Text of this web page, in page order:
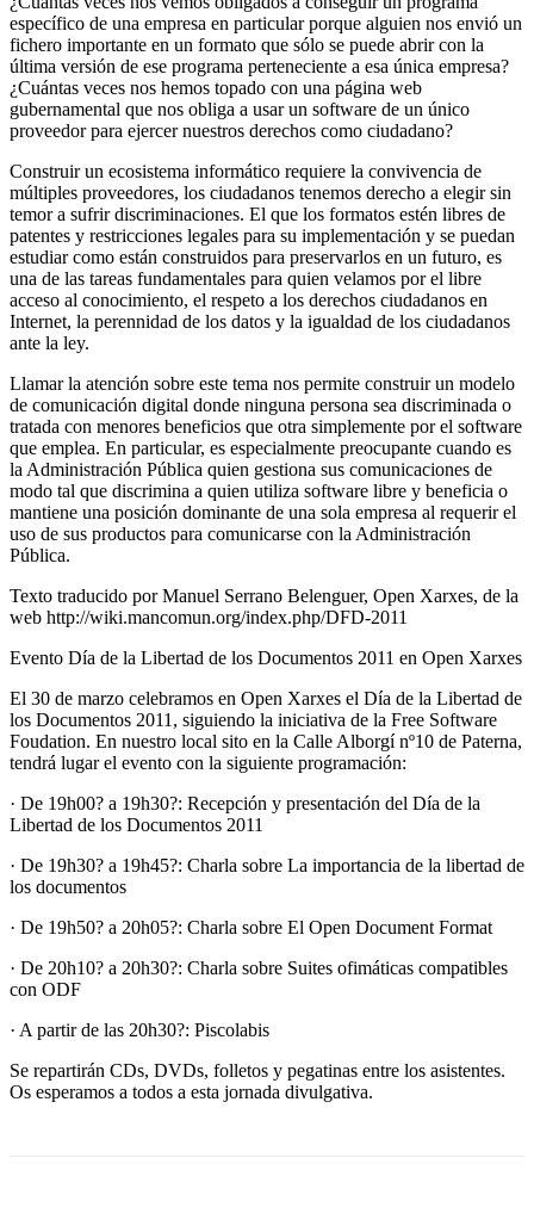
específico de una empresa en particular porque alguien nos envió un
fichero importante en un formato que sólo se puede abrir con la
última versión de ese programa perteneciente a esa única empresa?
¿Cuántas veces nos hemos topado con una página web
gubernamental que nos obliga a usar un software de un único
proveedor para ejercer nuestros derechos como ciudadano?
Construir un ecosistema informático requiere la convivencia de
múltiples proveedores, los ciudadanos tenemos derecho a elegir sin
temor a sufrir discriminaciones. El que los formatos estén libres de
patentes y restricciones legales para su implementación y se puedan
estudiar como están construidos para preservarlos en un futuro, es
una de las tareas fundamentales para quien velamos por el libre
acceso al conocimiento, el respeto a los derechos ciudadanos en
Internet, la perennidad de los datos y la igualdad de los ciudadanos
ante la ley.
Llamar la atención sobre este tema nos permite construir un modelo
de comunicación digital donde ninguna persona sea discriminada o
tratada con menores beneficios que otra simplemente por el software
que emplea. En particular, es especialmente preocupante cuando es
la Administración Pública quien gestiona sus comunicaciones de
modo tal que discrimina a quien utiliza software libre y beneficia o
mantiene una posición dominante de una sola empresa al requerir el
uso de sus productos para comunicarse con la Administración
Pública.
Texto traducido por Manuel Serrano Belenguer, Open Xarxes, de la
web http://wiki.mancomun.org/index.php/DFD-2011
Evento Día de la Libertad de los Documentos 2011 en Open Xarxes
El 30 de marzo celebramos en Open Xarxes el Día de la Libertad de
los Documentos 2011, siguiendo la iniciativa de la Free Software
Foudation. En nuestro local sito en la Calle Alborgí nº10 de Paterna,
tendrá lugar el evento con la siguiente programación:
· De 19h00? a 19h30?: Recepción y presentación del Día de la
Libertad de los Documentos 2011
· De 19h30? a 19h45?: Charla sobre La importancia de la libertad de
los documentos
· De 19h50? a 20h05?: Charla sobre El Open Document Format
· De 20h10? a 20h30?: Charla sobre Suites ofimáticas compatibles
con ODF
· A partir de las 20h30?: Piscolabis
Se repartirán CDs, DVDs, folletos y pegatinas entre los asistentes.
Os esperamos a todos a esta jornada divulgativa.